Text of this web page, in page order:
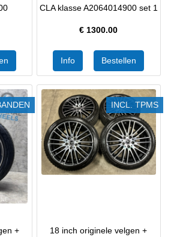
CLA klasse A2064014900 set 1
€ 1300.00
+
INCL. TPMS
18 inch originele velgen +